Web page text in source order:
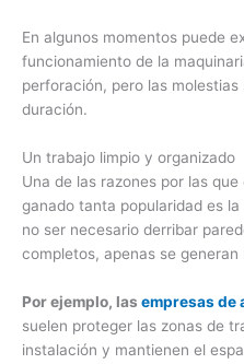
En algunos momentos puede
funcionamiento de la
perforación, pero las
duración.
Un trabajo limpio y organizado
Una de las razones por las
ganado tanta popularidad es
no ser necesario derribar
completos, apenas se generan
Por ejemplo, las empresas de
suelen proteger las zonas de
instalación y mantienen el